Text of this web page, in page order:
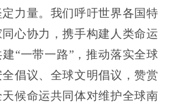
力量。我们呼吁世界各国特
心协力，携手构建人类命运
“一带一路”，推动落实全球
倡议、全球文明倡议，赞赏
候命运共同体对维护全球南